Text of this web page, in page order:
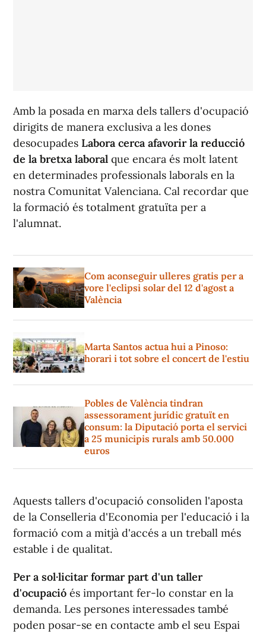
Amb la posada en marxa dels tallers d'ocupació
dirigits de manera exclusiva a les dones
desocupades Labora cerca afavorir la reducció
de la bretxa laboral que encara és molt latent
en determinades professionals laborals en la
nostra Comunitat Valenciana. Cal recordar que
la formació és totalment gratuïta per a
l'alumnat.
Com aconseguir ulleres gratis per a
vore l'eclipsi solar del 12 d'agost a
València
Marta Santos actua hui a Pinoso:
horari i tot sobre el concert de l'estiu
Pobles de València tindran
assessorament jurídic gratuït en
consum: la Diputació porta el servici
a 25 municipis rurals amb 50.000
euros
Aquests tallers d'ocupació consoliden l'aposta
de la Conselleria d'Economia per l'educació i la
formació com a mitjà d'accés a un treball més
estable i de qualitat.
Per a sol·licitar formar part d'un taller
d'ocupació és important fer-lo constar en la
demanda. Les persones interessades també
poden posar-se en contacte amb el seu Espai